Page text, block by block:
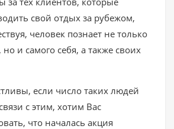
свой отдых за рубежом,
человек познает не только
и самого себя, а также своих
если число таких людей
с этим, хотим Вас
что началась акция